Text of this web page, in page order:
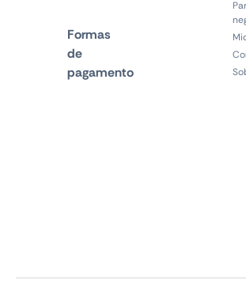
Formas
de
pagamento